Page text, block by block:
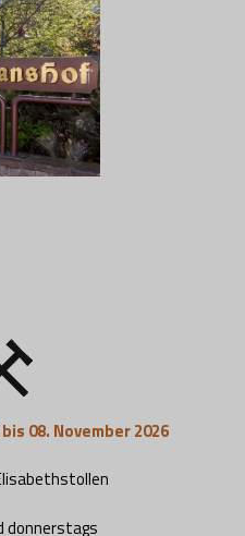
08. November 2026
donnerstags